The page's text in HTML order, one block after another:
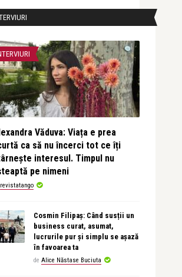
Văduva: Viața e prea
ca să nu încerci tot ce îți
interesul. Timpul nu
pe nimeni
revistatango
Cosmin Filipaș: Când susții un
business curat, asumat,
lucrurile pur și simplu se așază
în favoarea ta
de Alice Năstase Buciuta